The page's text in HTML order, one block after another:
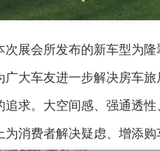
次展会所发布的新车型为
广大车友进一步解决房车
追求。大空间感、强通透
为消费者解决疑虑、增添购